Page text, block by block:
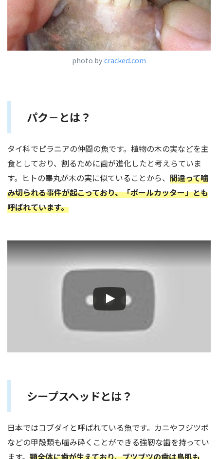
photo bycracked.com
パク－とは？
タイ科でピラニアの仲間の魚です。植物の木の実などを主
食としており、割るために歯が進化したと考えらていま
す。ヒトの睾丸が木の実に似ていることから、 間違って噛
み切られる事件が起こっており、「ポールカッター」とも
呼ばれています。
シープスヘッドとは？
日本ではコブダイと呼ばれている魚です。カニやフジツボ
などの甲殻類も噛み砕くことができる強靭な歯を持ってい
ます。 顎全体に歯が生えており、ブツブツの歯は鳥肌も